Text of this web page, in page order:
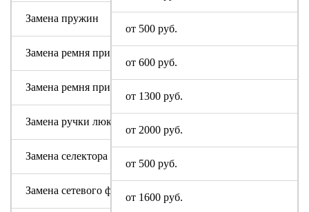
от 500 руб.
от 600 руб.
от 1300 руб.
от 2000 руб.
от 500 руб.
от 1600 руб.
Замена пружин
Замена ремня привода (двигателя)
Замена ремня привода барабана
Замена ручки люка
Замена селектора программ
Замена сетевого фильтра (ФПС, пусковой конденсатор)